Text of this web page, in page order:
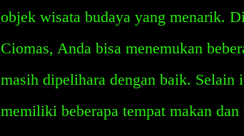
objek wisata budaya yang menarik.
Ciomas, Anda bisa menemukan
masih dipelihara dengan baik. Selain
memiliki beberapa tempat makan